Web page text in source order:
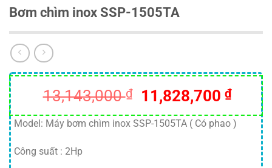
Bơm chìm inox SSP-1505TA
13,143,000₫
Giá
gốc
là:
11,828,700₫Giá
hiện
tại
Model: Máy bơm chìm inox SSP-1505TA ( Có phao )
Công suất : 2Hp